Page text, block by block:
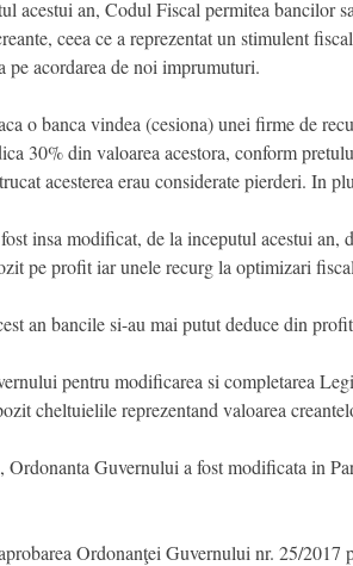
acestui an, Codul Fiscal permitea bancilor
ceea ce a reprezentat un stimulent
pe acordarea de noi imprumuturi.
o banca vindea (cesiona) unei firme de
30% din valoarea acestora, conform
acesterea erau considerate pierderi. In
insa modificat, de la inceputul acestui
pe profit iar unele recurg la optimizari
an bancile si-au mai putut deduce din
pentru modificarea si completarea
cheltuielile reprezentand valoarea
Ordonanta Guvernului a fost modificata in
Ordonanţei Guvernului nr. 25/